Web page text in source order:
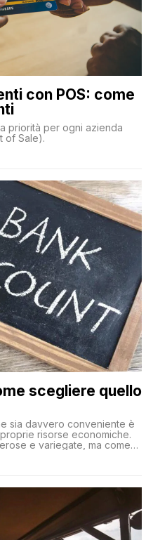
con POS: come
priorità per ogni azienda
of Sale).
scegliere quello
sia davvero conveniente è
risorse economiche.
e variegate, ma come
esigenze senza